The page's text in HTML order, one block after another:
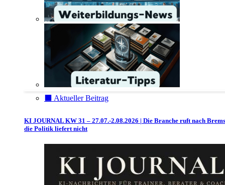
⬛️ Aktueller Beitrag
KI JOURNAL KW 31 – 27.07.-2.08.2026 | Die Branche ruft nach
die Politik liefert nicht